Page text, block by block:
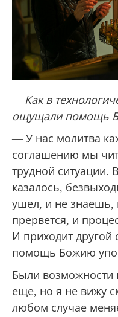
— Как в
ощущали помощь
— У нас молитва
соглашению мы
трудной ситуации.
казалось,
ушел, и не знаешь,
прервется, и
И приходит другой
помощь Божию
Были возможности
еще, но я не вижу
любом случае